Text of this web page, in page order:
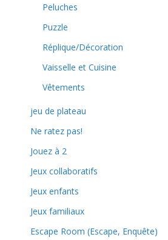
Peluches
Puzzle
Réplique/Décoration
Vaisselle et Cuisine
Vêtements
jeu de plateau
Ne ratez pas!
Jouez à 2
Jeux collaboratifs
Jeux enfants
Jeux familiaux
Escape Room (Escape, Enquête)